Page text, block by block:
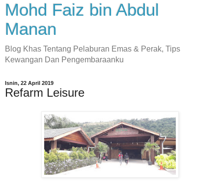
Mohd Faiz bin Abdul
Manan
Blog Khas Tentang Pelaburan Emas & Perak, Tips
Kewangan Dan Pengembaraanku
Isnin, 22 April 2019
Refarm Leisure